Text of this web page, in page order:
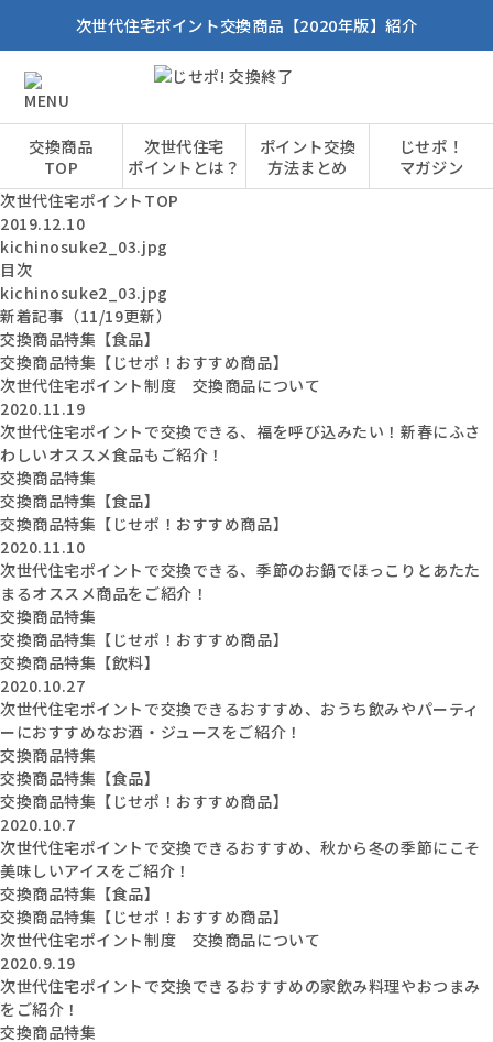
次世代住宅ポイント交換商品【2020年版】紹介
交換商品
TOP
次世代住宅
ポイントとは？
ポイント交換
方法まとめ
じせポ！
マガジン
次世代住宅ポイントTOP
2019.12.10
kichinosuke2_03.jpg
目次
kichinosuke2_03.jpg
新着記事（11/19更新）
交換商品特集【食品】
交換商品特集【じせポ！おすすめ商品】
次世代住宅ポイント制度 交換商品について
2020.11.19
次世代住宅ポイントで交換できる、福を呼び込みたい！新春にふさ
わしいオススメ食品もご紹介！
交換商品特集
交換商品特集【食品】
交換商品特集【じせポ！おすすめ商品】
2020.11.10
次世代住宅ポイントで交換できる、季節のお鍋でほっこりとあたた
まるオススメ商品をご紹介！
交換商品特集
交換商品特集【じせポ！おすすめ商品】
交換商品特集【飲料】
2020.10.27
次世代住宅ポイントで交換できるおすすめ、おうち飲みやパーティ
ーにおすすめなお酒・ジュースをご紹介！
交換商品特集
交換商品特集【食品】
交換商品特集【じせポ！おすすめ商品】
2020.10.7
次世代住宅ポイントで交換できるおすすめ、秋から冬の季節にこそ
美味しいアイスをご紹介！
交換商品特集【食品】
交換商品特集【じせポ！おすすめ商品】
次世代住宅ポイント制度 交換商品について
2020.9.19
次世代住宅ポイントで交換できるおすすめの家飲み料理やおつまみ
をご紹介！
交換商品特集